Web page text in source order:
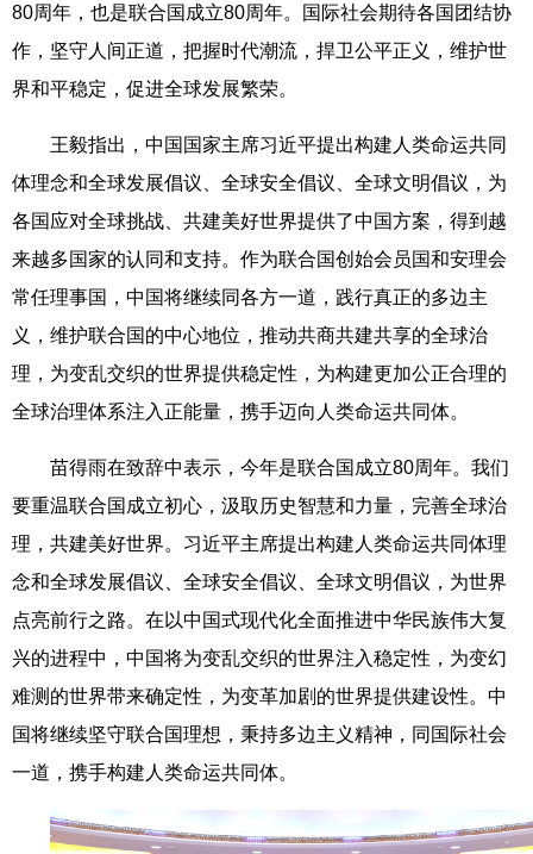
80周年，也是联合国成立80周年。国际社会期待各国团结协
作，坚守人间正道，把握时代潮流，捍卫公平正义，维护世
界和平稳定，促进全球发展繁荣。
王毅指出，中国国家主席习近平提出构建人类命运共同
体理念和全球发展倡议、全球安全倡议、全球文明倡议，为
各国应对全球挑战、共建美好世界提供了中国方案，得到越
来越多国家的认同和支持。作为联合国创始会员国和安理会
常任理事国，中国将继续同各方一道，践行真正的多边主
义，维护联合国的中心地位，推动共商共建共享的全球治
理，为变乱交织的世界提供稳定性，为构建更加公正合理的
全球治理体系注入正能量，携手迈向人类命运共同体。
苗得雨在致辞中表示，今年是联合国成立80周年。我们
要重温联合国成立初心，汲取历史智慧和力量，完善全球治
理，共建美好世界。习近平主席提出构建人类命运共同体理
念和全球发展倡议、全球安全倡议、全球文明倡议，为世界
点亮前行之路。在以中国式现代化全面推进中华民族伟大复
兴的进程中，中国将为变乱交织的世界注入稳定性，为变幻
难测的世界带来确定性，为变革加剧的世界提供建设性。中
国将继续坚守联合国理想，秉持多边主义精神，同国际社会
一道，携手构建人类命运共同体。